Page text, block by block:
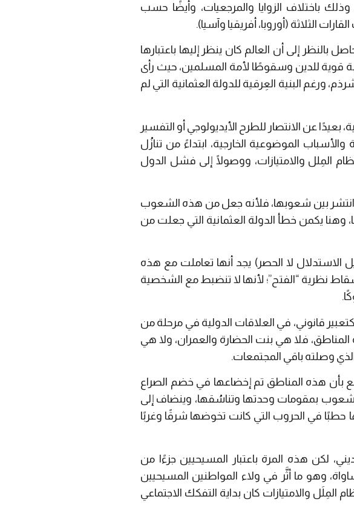
باختلاف الزوايا والمرجعيات، وأيضًا حسب
الثلاثة (أوروبا، أفريقيا وآسيا).
إلى أن العالم كان ينظر إليها باعتبارها
قوية للدين وسقوطًا لأمة المسلمين، حيث رأى
ورغم البنية العِرقية للدولة العثمانية التي لم
عن الانتصار للطرح الأيديولوجي أو التفسير
والأسباب الموضوعية الخارجية، ابتداءً من تنازُل
المِلل والامتيازات، ووصولًا إلى فشل الدول
بين شعوبها، فلأنه جعل من هذه الشعوب
وهنا يكمن خطأ الدولة العثمانية التي جعلت من
الاستدلال لا الحصر) يجد أنها تعاملت مع هذه
نظرية “الفتح”؛ لأنها لا تنضبط مع الشخصية
قانوني، في العلاقات الدولية في مرحلة من
المناطق، فلا هي بنت الحضارة والعمران، ولا هي
وصلته باقي المجتمعات.
بأن هذه المناطق تم إخضاعها في خضم الصراع
بمقومات وحدتها وتناسُقها، وينضاف إلى
حطبًا في الحروب التي كانت تخوضها شرقًا وغربًا
لكن هذه المرة باعتبار المسيحيين جزءًا من
وهو ما أثَّر في ولاء المواطنين المسيحيين
المِلَل والامتيازات كان بداية التفكك الاجتماعي